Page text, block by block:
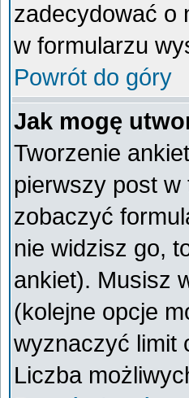
zadecydować o
w formularzu
Powrót do góry
Jak mogę
Tworzenie
pierwszy post
zobaczyć
nie widzisz go,
ankiet). Musisz
(kolejne opcje
wyznaczyć limit
Liczba